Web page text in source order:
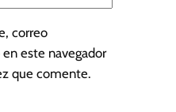
correo
este navegador
que comente.